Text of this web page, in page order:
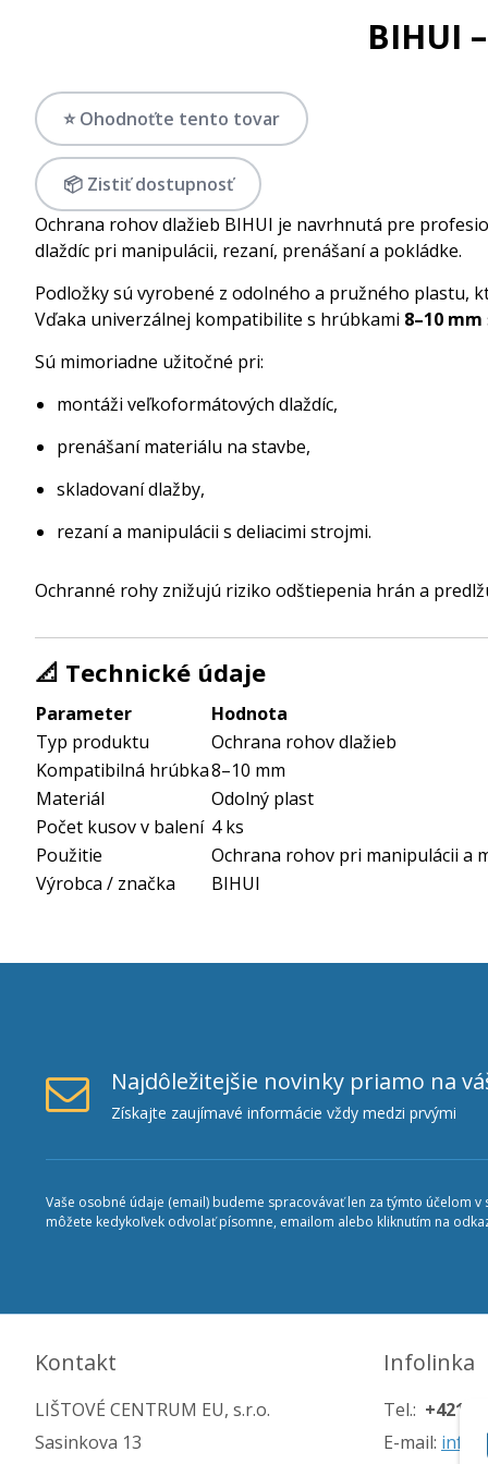
BIHUI
⭐ Ohodnoťte tento tovar
📦 Zistiť dostupnosť
Ochrana rohov dlažieb BIHUI je navrhnutá pre
dlaždíc pri manipulácii, rezaní, prenášaní a pokládke.
Podložky sú vyrobené z odolného a pružného plastu,
Vďaka univerzálnej kompatibilite s hrúbkami 8–10 mm
Sú mimoriadne užitočné pri:
montáži veľkoformátových dlaždíc,
prenášaní materiálu na stavbe,
skladovaní dlažby,
rezaní a manipulácii s deliacimi strojmi.
Ochranné rohy znižujú riziko odštiepenia hrán a
📐 Technické údaje
Parameter
Hodnota
Typ produktu
Ochrana rohov dlažieb
Kompatibilná hrúbka8–10 mm
Materiál
Odolný plast
Počet kusov v balení 4 ks
Použitie
Ochrana rohov pri manipulácii a
Výrobca / značka
BIHUI
Najdôležitejšie novinky priamo na
Získajte zaujímavé informácie vždy medzi prvými
Vaše osobné údaje (email) budeme spracovávať len za týmto účelom
môžete kedykoľvek odvolať písomne, emailom alebo kliknutím na
Kontakt
LIŠTOVÉ CENTRUM EU, s.r.o.
Sasinkova 13
Infolinka
Tel.: +421
E-mail: